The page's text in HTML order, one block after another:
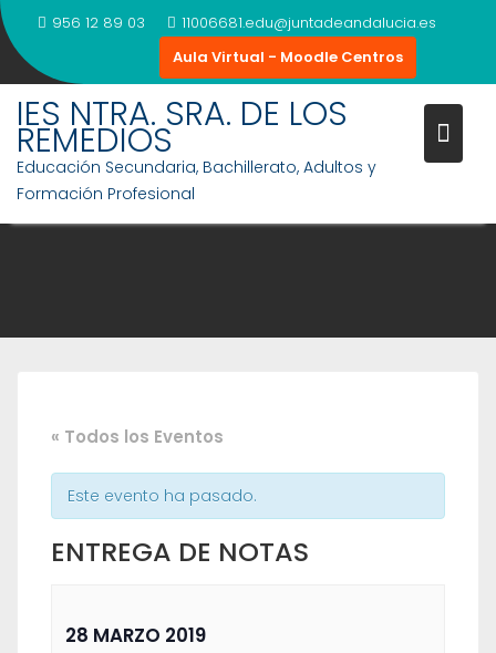
Saltar
al
contenido
956 12 89 03
11006681.edu@juntadeandalucia.es
Aula Virtual - Moodle Centros
IES NTRA. SRA. DE LOS
REMEDIOS
Educación Secundaria, Bachillerato, Adultos y
Formación Profesional
« Todos los Eventos
Este evento ha pasado.
ENTREGA DE NOTAS
28 MARZO 2019